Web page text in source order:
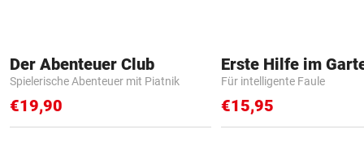
Der Abenteuer Club
Spielerische Abenteuer mit Piatnik
€19,90
Erste Hilfe im
Für intelligente Faule
€15,95